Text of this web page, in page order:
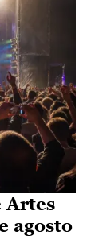
Artes
agosto